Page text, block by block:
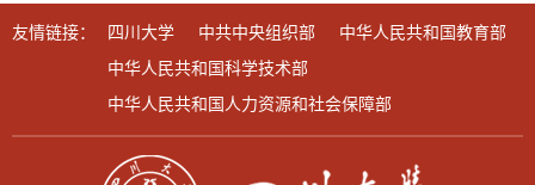
友情链接： 四川大学 中共中央组织部
中华人民共和国教育部
中华人民共和国科学技术部
中华人民共和国人力资源和社会保障部